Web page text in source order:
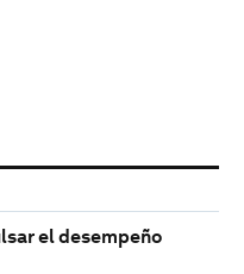
el desempeño